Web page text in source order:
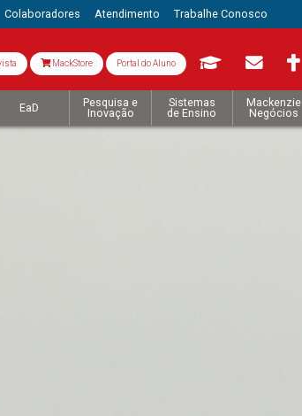
Colaboradores Atendimento Trabalhe Conosco
MackStore Portal do Aluno
EaD
Pesquisa e
Inovação
Sistemas
de Ensino
Mackenzie
Negócios